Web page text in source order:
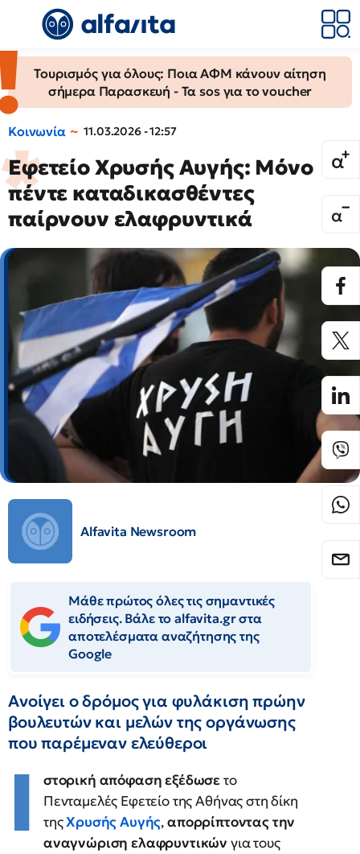
Τουρισμός για όλους: Ποια ΑΦΜ κάνουν αίτηση
σήμερα Παρασκευή - Τα sos για το voucher
Κοινωνία 11.03.2026 - 12:57
Εφετείο Χρυσής Αυγής: Μόνο
πέντε καταδικασθέντες
παίρνουν ελαφρυντικά
Alfavita Newsroom
Μάθε πρώτος όλες τις σημαντικές
ειδήσεις. Βάλε το alfavita.gr στα
αποτελέσματα αναζήτησης της
Google
Ανοίγει ο δρόμος για φυλάκιση πρώην
βουλευτών και μελών της οργάνωσης
που παρέμεναν ελεύθεροι
Ι στορική απόφαση εξέδωσετο
Πενταμελές Εφετείο της Αθήνας στη δίκη
τηςΧρυσής Αυγής,απορρίπτοντας την
αναγνώριση ελαφρυντικών για τους